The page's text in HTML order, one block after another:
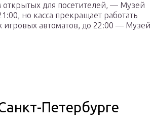
открытых для посетителей, — Музей
но касса прекращает работать
игровых автоматов, до 22:00 — Музей
Петербурге